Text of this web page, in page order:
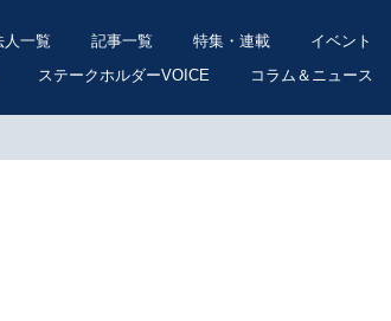
人一覧 記事一覧 特集・連載
イベント
ステークホルダーVOICE コラム＆ニュース